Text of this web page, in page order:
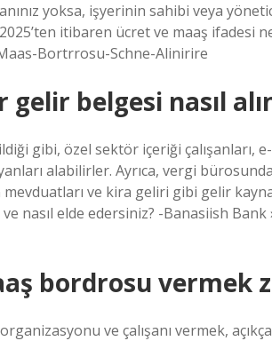
yoksa, işyerinin sahibi veya
itibaren ücret ve maaş ifadesi
Bortrrosu-Schne-Alinirire
belgesi nasıl
gibi, özel sektör içeriği çalışanları,
alabilirler. Ayrıca, vergi
ve kira geliri gibi gelir
nasıl elde edersiniz? -Banasiish
bordrosu vermek
ve çalışanı vermek,